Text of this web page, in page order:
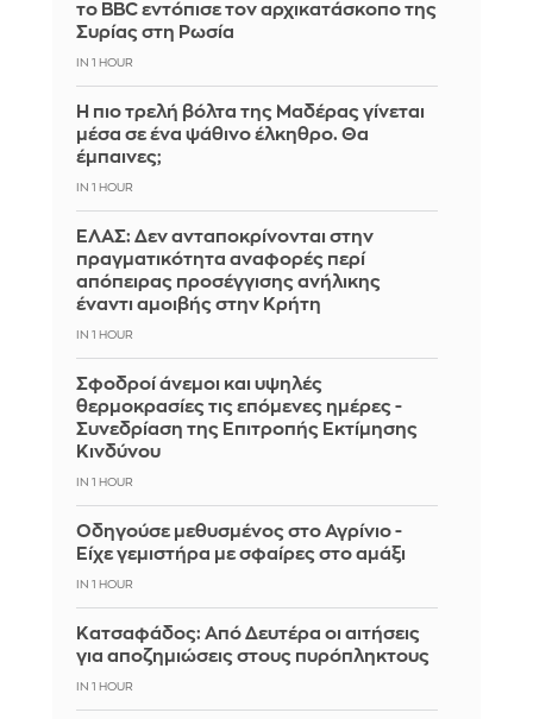
το BBC εντόπισε τον αρχικατάσκοπο της
Συρίας στη Ρωσία
IN 1 HOUR
Η πιο τρελή βόλτα της Μαδέρας γίνεται
μέσα σε ένα ψάθινο έλκηθρο. Θα
έμπαινες;
IN 1 HOUR
ΕΛΑΣ: Δεν ανταποκρίνονται στην
πραγματικότητα αναφορές περί
απόπειρας προσέγγισης ανήλικης
έναντι αμοιβής στην Κρήτη
IN 1 HOUR
Σφοδροί άνεμοι και υψηλές
θερμοκρασίες τις επόμενες ημέρες -
Συνεδρίαση της Επιτροπής Εκτίμησης
Κινδύνου
IN 1 HOUR
Οδηγούσε μεθυσμένος στο Αγρίνιο -
Είχε γεμιστήρα με σφαίρες στο αμάξι
IN 1 HOUR
Κατσαφάδος: Από Δευτέρα οι αιτήσεις
για αποζημιώσεις στους πυρόπληκτους
IN 1 HOUR